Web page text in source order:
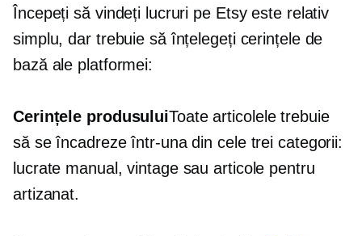
Începeți să vindeți lucruri pe Etsy este relativ
simplu, dar trebuie să înțelegeți cerințele de
bază ale platformei:
Cerințele produsuluiToate articolele trebuie
să se încadreze într-una din cele trei categorii:
lucrate manual, vintage sau articole pentru
artizanat.